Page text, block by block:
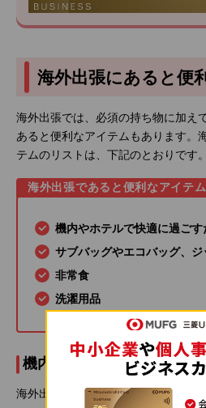
海外出張にあると便
海外出張では、必須の持ち物に加え
あると便利なアイテムもあります。
テムのリストは、下記のとおりです。
海外出張であると便利なアイテム
機内やホテルで快適に過ご
サブバッグやエコバッグ、
非常食
洗濯用品
機内やホテルで快適に過ご
海外出張中のフライトやホテルで快